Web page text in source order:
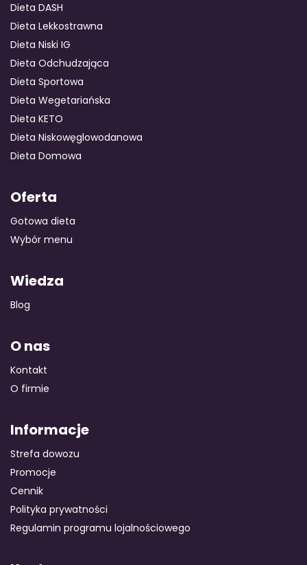
Dieta DASH
Dieta Lekkostrawna
Dieta Niski IG
Dieta Odchudzająca
Dieta Sportowa
Dieta Wegetariańska
Dieta KETO
Dieta Niskowęglowodanowa
Dieta Domowa
Oferta
Gotowa dieta
Wybór menu
Wiedza
Blog
O nas
Kontakt
O firmie
Informacje
Strefa dowozu
Promocje
Cennik
Polityka prywatności
Regulamin programu lojalnościowego